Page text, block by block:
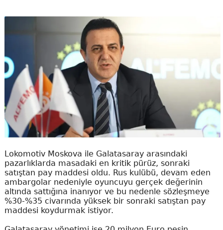
Lokomotiv Moskova ile Galatasaray arasındaki
pazarlıklarda masadaki en kritik pürüz, sonraki
satıştan pay maddesi oldu. Rus kulübü, devam eden
ambargolar nedeniyle oyuncuyu gerçek değerinin
altında sattığına inanıyor ve bu nedenle sözleşmeye
%30-%35 civarında yüksek bir sonraki satıştan pay
maddesi koydurmak istiyor.